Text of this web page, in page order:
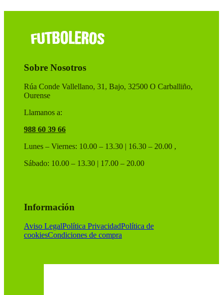
Las
de
producto
Sobre Nosotros
Rúa Conde Vallellano, 31, Bajo, 32500 O Carballiño,
Ourense
Llamanos a:
988 60 39 66
Lunes – Viernes: 10.00 – 13.30 | 16.30 – 20.00 ,
Sábado: 10.00 – 13.30 | 17.00 – 20.00
Información
Aviso LegalPolítica PrivacidadPolítica de
cookiesCondiciones de compra